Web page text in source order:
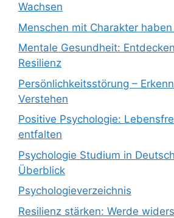
Wachsen
Menschen mit Charakter
Mentale Gesundheit:
Resilienz
Persönlichkeitsstörung –
Verstehen
Positive Psychologie:
entfalten
Psychologie Studium in
Überblick
Psychologieverzeichnis
Resilienz stärken: Werde